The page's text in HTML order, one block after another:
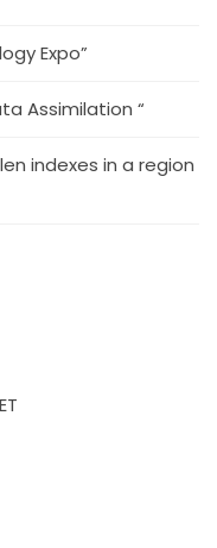
Expo”
Assimilation “
indexes in a region